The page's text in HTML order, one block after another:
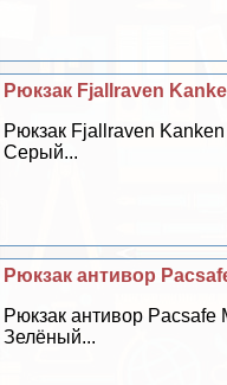
Рюкзак Fjallraven
Рюкзак Fjallraven
Серый...
Рюкзак антивор
Рюкзак антивор Pacsafe
Зелёный...